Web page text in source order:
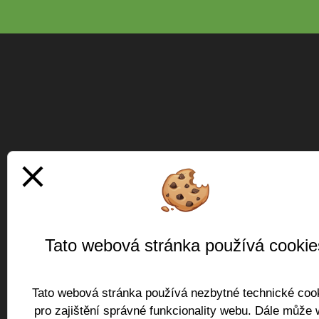
close
Tato webová stránka používá
Tato webová stránka používá nezbytné technické
pro zajištění správné funkcionality webu. Dále může